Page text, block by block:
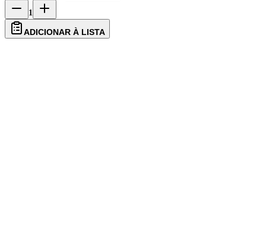
1
ADICIONAR À LISTA